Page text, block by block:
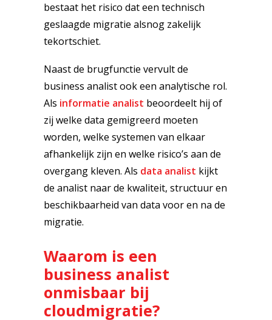
bestaat het risico dat een technisch
geslaagde migratie alsnog zakelijk
tekortschiet.
Naast de brugfunctie vervult de
business analist ook een analytische rol.
Als informatie analist beoordeelt hij of
zij welke data gemigreerd moeten
worden, welke systemen van elkaar
afhankelijk zijn en welke risico’s aan de
overgang kleven. Als data analist kijkt
de analist naar de kwaliteit, structuur en
beschikbaarheid van data voor en na de
migratie.
Waarom is een
business analist
onmisbaar bij
cloudmigratie?